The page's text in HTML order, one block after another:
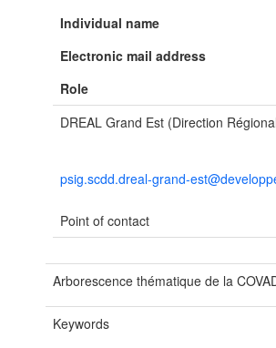
Individual name
Electronic mail address
Role
DREAL Grand Est (Direction
psig.scdd.dreal-grand-
Point of contact
Arborescence thématique de la
Keywords